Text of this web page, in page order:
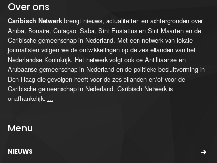
Over ons
Caribisch Netwerk brengt nieuws, actualiteiten en achtergronden over
Aruba, Bonaire, Curaçao, Saba, Sint Eustatius en Sint Maarten en de
Caribische gemeenschap in Nederland. Met een netwerk van lokale
journalisten volgen we de ontwikkelingen op de zes eilanden van het
Nederlandse Koninkrijk. Het netwerk volgt ook de Antilliaanse en
Arubaanse gemeenschap in Nederland en de politieke besluitvorming in
Den Haag die gevolgen heeft voor de zes eilanden en/of voor de
Caribische gemeenschap in Nederland. Caribisch Netwerk is
onafhankelijk. ...
Menu
NIEUWS